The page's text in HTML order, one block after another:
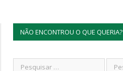
NÃO ENCONTROU O QUE QUERIA?